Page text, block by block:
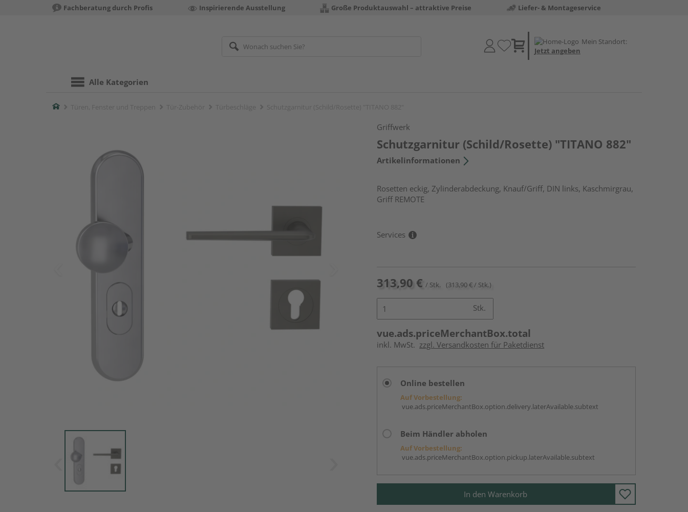
Fachberatung durch Profis Inspirierende Ausstellung Große Produktauswahl – attraktive Preise Liefer- & Montageservice
Mein Standort:
Jetzt angeben
Alle Kategorien
Home
Griffwerk
Schutzgarnitur (Schild/Rosette) "TITANO 882"
Artikelinformationen
Rosetten eckig, Zylinderabdeckung, Knauf/Griff, DIN links, Kaschmirgrau,
Griff REMOTE
Services
313,90 € / Stk. (313,90 € / Stk.)
Stk.
vue.ads.priceMerchantBox.total
inkl. MwSt. zzgl. Versandkosten für Paketdienst
Online bestellen
Auf Vorbestellung:
vue.ads.priceMerchantBox.option.delivery.laterAvailable.subtext
Beim Händler abholen
Auf Vorbestellung:
vue.ads.priceMerchantBox.option.pickup.laterAvailable.subtext
In den Warenkorb